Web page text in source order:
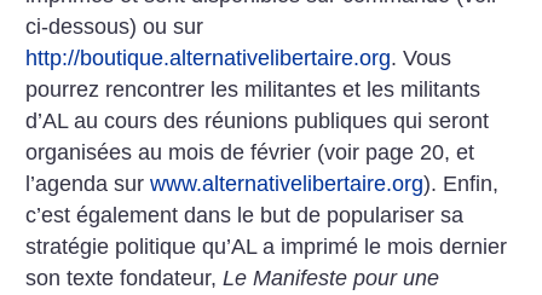
ci-dessous) ou sur
http://boutique.alternativelibertaire.org. Vous
pourrez rencontrer les militantes et les militants
d’AL au cours des réunions publiques qui seront
organisées au mois de février (voir page 20, et
l’agenda surwww.alternativelibertaire.org). Enfin,
c’est également dans le but de populariser sa
stratégie politique qu’AL a imprimé le mois dernier
son texte fondateur,Le Manifeste pour une